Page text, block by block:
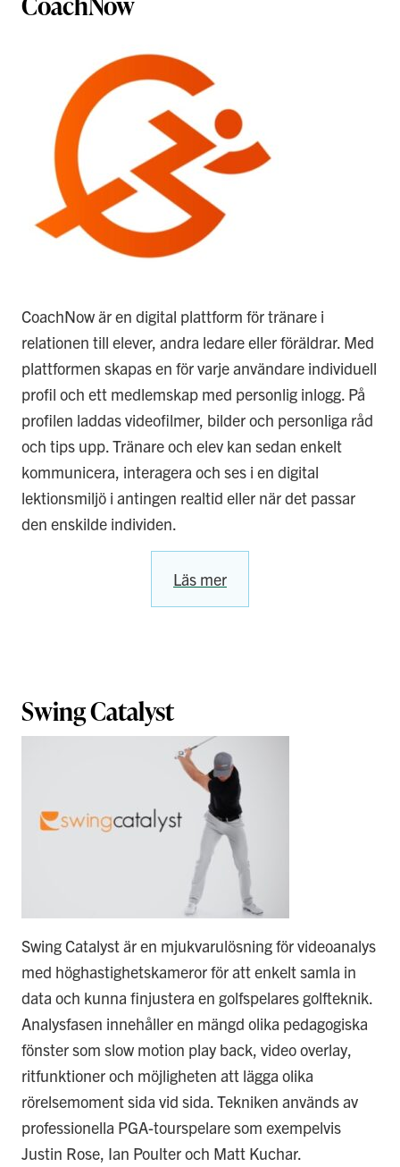
CoachNow är en digital plattform för tränare i
relationen till elever, andra ledare eller föräldrar. Med
plattformen skapas en för varje användare individuell
profil och ett medlemskap med personlig inlogg. På
profilen laddas videofilmer, bilder och personliga råd
och tips upp. Tränare och elev kan sedan enkelt
kommunicera, interagera och ses i en digital
lektionsmiljö i antingen realtid eller när det passar
den enskilde individen.
Läs mer
Swing Catalyst
Swing Catalyst är en mjukvarulösning för videoanalys
med höghastighetskameror för att enkelt samla in
data och kunna finjustera en golfspelares golfteknik.
Analysfasen innehåller en mängd olika pedagogiska
fönster som slow motion play back, video overlay,
ritfunktioner och möjligheten att lägga olika
rörelsemoment sida vid sida. Tekniken används av
professionella PGA-tourspelare som exempelvis
Justin Rose, Ian Poulter och Matt Kuchar.